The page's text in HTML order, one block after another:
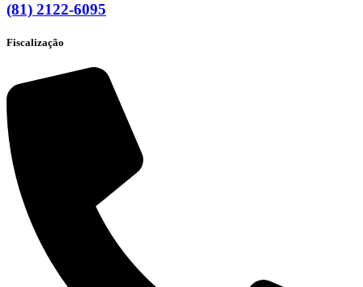
(81) 2122-6095
Fiscalização